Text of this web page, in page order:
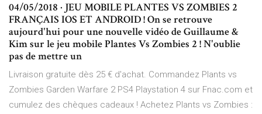
04/05/2018 · JEU MOBILE PLANTES VS ZOMBIES 2
FRANÇAIS IOS ET ANDROID ! On se retrouve
aujourd'hui pour une nouvelle vidéo de Guillaume &
Kim sur le jeu mobile Plantes Vs Zombies 2 ! N'oublie
pas de mettre un
Livraison gratuite dès 25 € d'achat. Commandez Plants vs
Zombies Garden Warfare 2 PS4 Playstation 4 sur Fnac.com et
cumulez des chèques cadeaux ! Achetez Plants vs Zombies :